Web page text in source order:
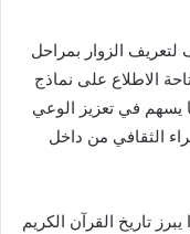
الزوار بمراحل
الاطلاع على نماذج
يسهم في تعزيز الوعي
الثقافي من داخل
تاريخ القرآن الكريم